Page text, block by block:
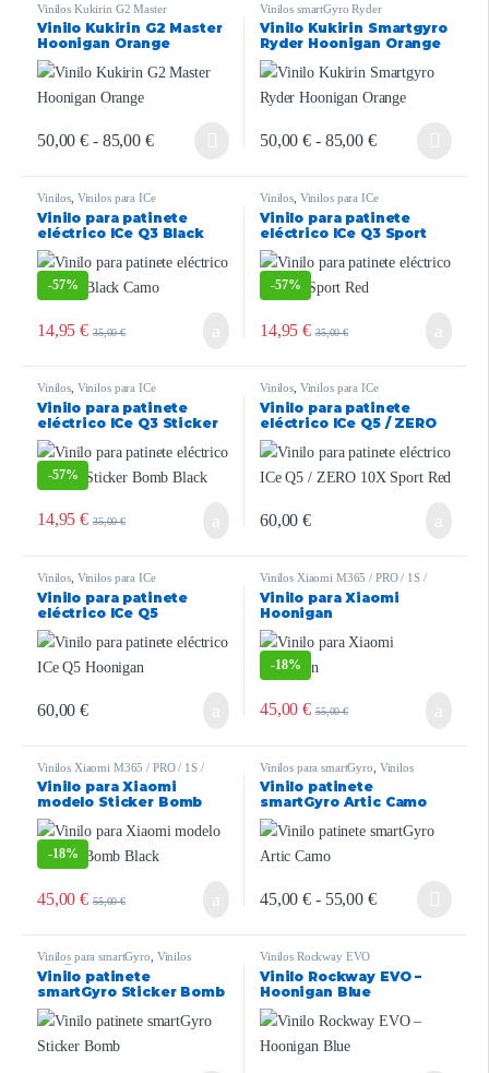
Vinilos Kukirin G2 Master
Vinilo Kukirin G2 Master
Hoonigan Orange
50,00€ - 85,00 €
Vinilos smartGyro Ryder
Vinilo Kukirin Smartgyro
Ryder Hoonigan Orange
50,00€ - 85,00 €
Vinilos, Vinilos para ICe
Vinilo para patinete
eléctrico ICe Q3 Black
Camo
-57%
14,95€ 35,00€
Vinilos, Vinilos para ICe
Vinilo para patinete
eléctrico ICe Q3 Sport
Red
-57%
14,95€ 35,00€
Vinilos Vinilos para ICe
Vinilo para patinete
eléctrico ICe Q3 Sticker
Bomb Black
-57%
14,95€ 35,00€
Vinilos Vinilos para ICe
Vinilo para patinete
eléctrico ICe Q5 / ZERO
10X Sport Red
60,00€
Vinilos Vinilos para ICe
Vinilo para patinete
eléctrico ICe Q5
Hoonigan
60,00€
Vinilos Xiaomi M365 / PRO / 1S /
ESSENTIAL / PRO2 / MI3
Vinilo para Xiaomi
Hoonigan
-18%
45,00€ 55,00€
Vinilos Xiaomi M365 / PRO / 1S /
ESSENTIAL / PRO2 / MI3
Vinilo para Xiaomi
modelo Sticker Bomb
Black
-18%
45,00€ 55,00€
Vinilos para smartGyro Vinilos
smartGyro
Rockway/Speedway/Crossover
Zwheel ZRino
Vinilo patinete
smartGyro Artic Camo
45,00€ - 55,00 €
Vinilos para smartGyro, Vinilos
smartGyro
Rockway/Speedway/Crossover
Zwheel ZRino
Vinilo patinete
smartGyro Sticker Bomb
Vinilos Rockway EVO
Vinilo Rockway EVO –
Hoonigan Blue